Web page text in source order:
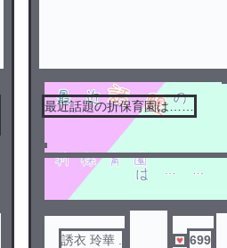
2
最近話題の折保育園は……
誘衣 玲華 . 699